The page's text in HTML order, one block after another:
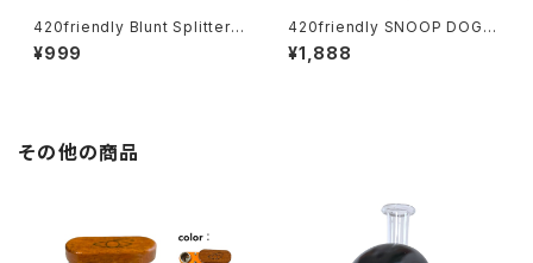
420friendly Blunt Splitter
Pro｜ブラント専用2WAYカッタ
ー（キーホルダー付き）
¥999
420friendly SNOOP DOGG
- DOGG LBS Blunt Tube Gl
ass Tip （ 2本入り/ハニー・グ
¥1,888
その他の商品